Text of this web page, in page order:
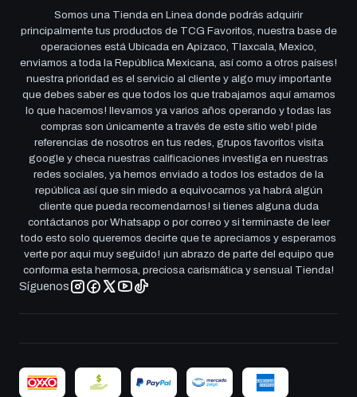
Somos una Tienda en Linea donde podrás adquirir
principalmente tus productos de TCG Favoritos, nuestra base de
operaciones está Ubicada en Apizaco, Tlaxcala, Mexico,
enviamos a toda la República Mexicana, así como a otros países!
nuestra prioridad es el servicio al cliente y algo muy importante
que debes saber es que todos los que trabajamos aquí amamos
lo que hacemos! llevamos ya varios años operando y todas las
compras son únicamente a través de este sitio web! pide
referencias de nosotros en tus redes, grupos favoritos visita
google y checa nuestras calificaciones investiga en nuestras
redes sociales, ya hemos enviado a todos los estados de la
república así que sin miedo a equivocarnos ya habrá algún
cliente que pueda recomendarnos! si tienes alguna duda
contáctanos por Whatsapp o por correo y si terminaste de leer
todo esto solo queremos decirte que te apreciamos y esperamos
verte por aqui muy seguido! ¡un abrazo de parte del equipo que
conforma esta hermosa, preciosa carismática y sensual Tienda!
Síguenos